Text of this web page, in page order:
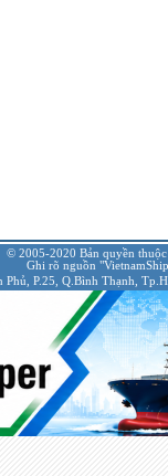
© 2005-2020 Bản quyền
Ghi rõ nguồn
Phủ, P.25, Q.Bình Thạnh,